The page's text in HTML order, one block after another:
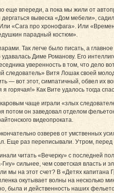
еще впереди, а пока мы жили от
дергаться вывеска «Дом мебели»,
«Сага про хронофага». Или
парадный костюм».
Так легче было писать, а
Диме Романову. Его
уверенность в том, что дело
следователь» Витя Лошак своей
— вот этот, симпатичный, обвел их
горячая!» Как Вите удалось тогда
чаще играли «злых
потом он заведовал отделом
видеопроката.
озверев от умственных
Еще раз переписывали. Утром,
читать «Вечерку» с последней
сильнее, чем советская власть и
мы на этот счет? В «Детях капитана
окутывает волны на несколько
была и действенность наших